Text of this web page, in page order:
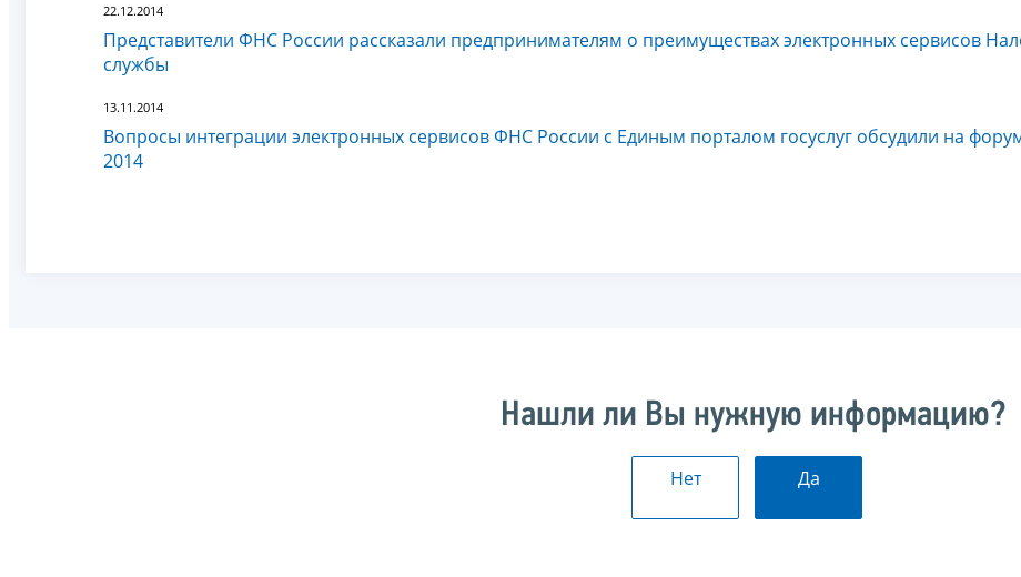
22.12.2014
Представители ФНС России рассказали предпринимателям о преимуществах электронных сервисов
службы
13.11.2014
Вопросы интеграции электронных сервисов ФНС России с Единым порталом госуслуг обсудили на
2014
Нашли ли Вы нужную информацию?
Нет Да